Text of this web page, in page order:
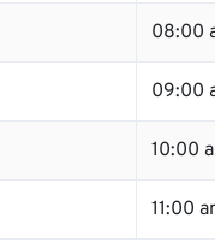
08:00
09:00
10:00
11:00